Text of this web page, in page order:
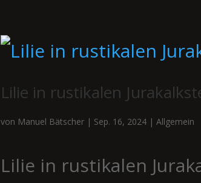
Lilie in rustikalen
von Manuel Bätscher | Sep. 16, 2024 |Allgemein
Lilie in rustikalen